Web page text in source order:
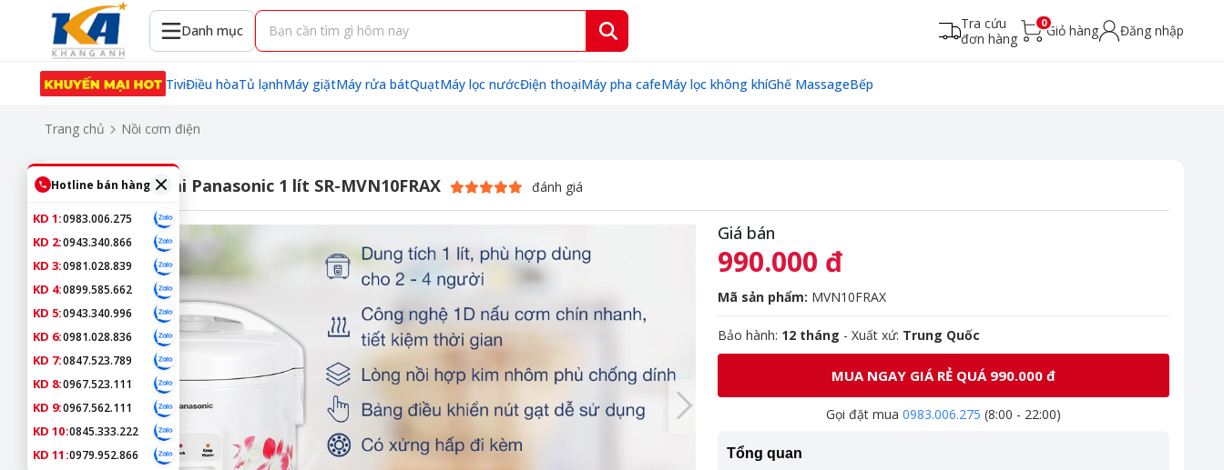
Danh mục
Tra cứu
đơn hàng
0Giỏ hàng Đăng nhập
TiviĐiều hòaTủ lạnhMáy giặtMáy rửa bátQuạtMáy lọc nướcĐiện thoạiMáy pha cafeMáy lọc không khíGhế MassageBếp
Trang chủ Nồi cơm điện
Nồi cơm nắp gài Panasonic 1 lít SR-MVN10FRAX đánh giá
Giá bán
990.000 đ
Mã sản phẩm: MVN10FRAX
Bảo hành: 12 tháng - Xuất xứ: Trung Quốc
MUA NGAY GIÁ RẺ QUÁ 990.000 đ
Gọi đặt mua 0983.006.275 (8:00 - 22:00)
Tổng quan
Hotline bán hàng
KD 1:0983.006.275
KD 2:0943.340.866
KD 3:0981.028.839
KD 4:0899.585.662
KD 5:0943.340.996
KD 6:0981.028.836
KD 7:0847.523.789
KD 8:0967.523.111
KD 9:0967.562.111
KD 10:0845.333.222
KD 11:0979.952.866